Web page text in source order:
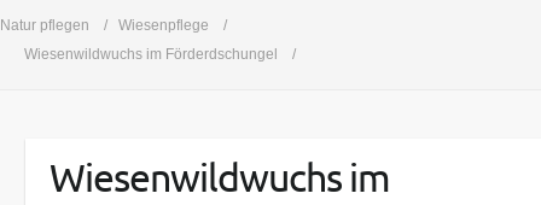
Natur pflegen
Wiesenpflege
Wiesenwildwuchs im Förderdschungel
Wiesenwildwuchs im